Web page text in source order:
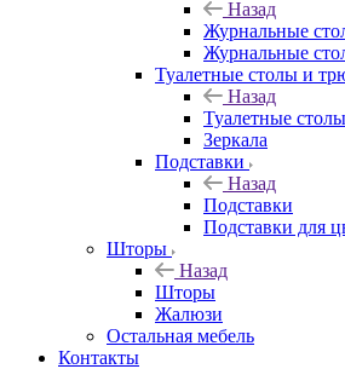
Назад
Журнальные
Журнальные
Туалетные столы и
Назад
Туалетные
Зеркала
Подставки
Назад
Подставки
Подставки для
Шторы
Назад
Шторы
Жалюзи
Остальная мебель
Контакты